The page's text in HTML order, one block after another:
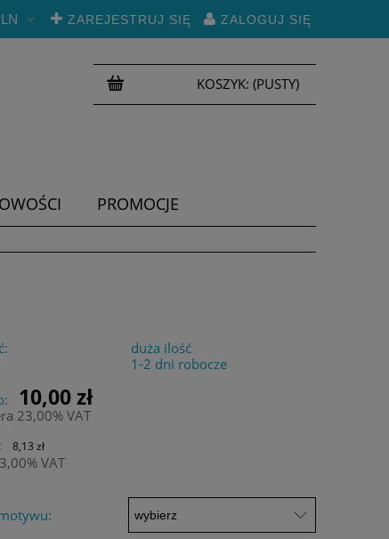
ZAREJESTRUJ SIĘ ZALOGUJ SIĘ
KOSZYK: (PUSTY)
PROMOCJE
duża ilość
1-2 dni robocze
10,00 zł
23,00% VAT
8,13 zł
VAT